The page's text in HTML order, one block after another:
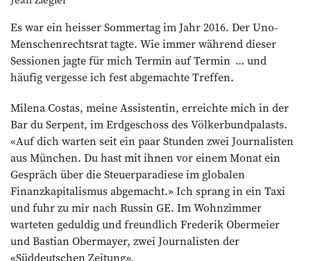
Es war ein heisser Sommertag im Jahr 2016. Der Uno-
Menschenrechtsrat tagte. Wie immer während dieser
Sessionen jagte für mich Termin auf Termin … und
häufig vergesse ich fest abgemachte Treffen.
Milena Costas, meine Assistentin, erreichte mich in der
Bar du Serpent, im Erdgeschoss des Völkerbundpalasts.
«Auf dich warten seit ein paar Stunden zwei Journalisten
aus München. Du hast mit ihnen vor einem Monat ein
Gespräch über die Steuerparadiese im globalen
Finanzkapitalismus abgemacht.» Ich sprang in ein Taxi
und fuhr zu mir nach Russin GE. Im Wohnzimmer
warteten geduldig und freundlich Frederik Obermeier
und Bastian Obermayer, zwei Journalisten der
«Süddeutschen Zeitung».